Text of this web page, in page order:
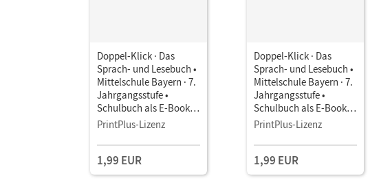
Doppel-Klick · Das
Sprach- und Lesebuch •
Mittelschule Bayern · 7.
Jahrgangsstufe •
Schulbuch als E-Book
Für M-Klassen
PrintPlus-Lizenz
1,99 EUR
Doppel-Klick · Das
Sprach- und Lesebuch •
Mittelschule Bayern · 7.
Jahrgangsstufe •
Schulbuch als E-Book
Für Regelklassen
PrintPlus-Lizenz
1,99 EUR